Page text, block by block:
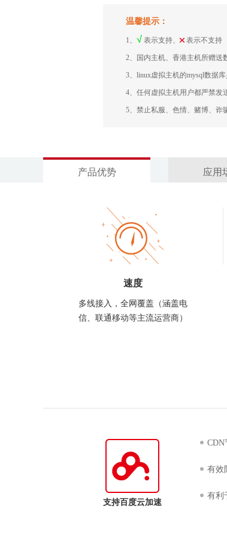
温馨提示：
1、 表示支持、 表示不支持
2、国内主机、香港主机所赠送
3、linux虚拟主机的mysql数据
4、任何虚拟主机用户都严禁发
5、禁止私服、色情、赌博、诈
产品优势 应用
速度
多线接入，全网覆盖（涵盖电
信、联通移动等主流运营商）
支持百度云加速
CDN
有效
有利